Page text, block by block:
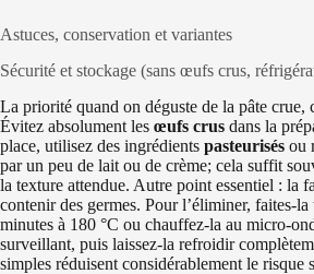
Astuces, conservation et variantes
Sécurité et stockage (sans œufs crus,
La priorité quand on déguste de la pâte crue,
Évitez absolument les œufs crus dans la
place, utilisez des ingrédients pasteurisés ou
par un peu de lait ou de crème; cela suffit
la texture attendue. Autre point essentiel : la
contenir des germes. Pour l’éliminer, faites-la
minutes à 180 °C ou chauffez-la au micro-
surveillant, puis laissez-la refroidir
simples réduisent considérablement le risque